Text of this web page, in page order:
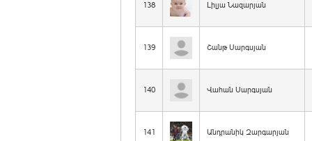
138 Լիլյա Նազարյան
139 Շանթ Սարգսյան
140 Վահան Սարգսյան
141 Անդրանիկ Զարգարյան